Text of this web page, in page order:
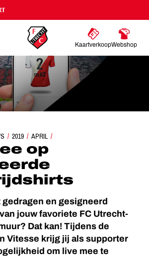
KaartverkoopWebshop
2019 APRIL
OP GESIGNEERDE WEDSTRIJDSHIRTS
op
en gesigneerd
jouw favoriete FC Utrecht-
Dat kan! Tijdens de
Vitesse krijg jij als supporter
om live mee te